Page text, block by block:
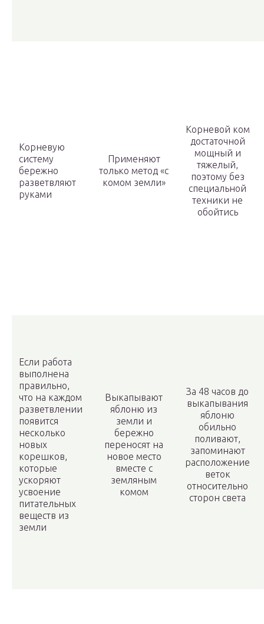
Корневую
систему
бережно
разветвляют
руками
Применяют
только метод «с
комом земли»
Корневой ком
достаточной
мощный и
тяжелый,
поэтому без
специальной
техники не
обойтись
Если работа
выполнена
правильно,
что на каждом
разветвлении
появится
несколько
новых
корешков,
которые
ускоряют
усвоение
питательных
веществ из
земли
Выкапывают
яблоню из
земли и
бережно
переносят на
новое место
вместе с
земляным
комом
За 48 часов до
выкапывания
яблоню
обильно
поливают,
запоминают
расположение
веток
относительно
сторон света